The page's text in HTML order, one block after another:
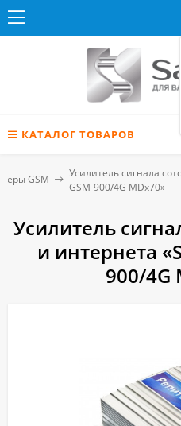
КАТАЛОГ ТОВАРОВ
GSM
Усилитель сигнала
GSM-900/4G MDх70»
Усилитель
и интернета
900/4G